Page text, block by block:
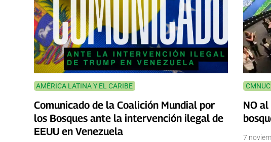
AMÉRICA LATINA Y EL CARIBE
Comunicado de la Coalición Mundial por
los Bosques ante la intervención ilegal de
EEUU en Venezuela
NO al
7